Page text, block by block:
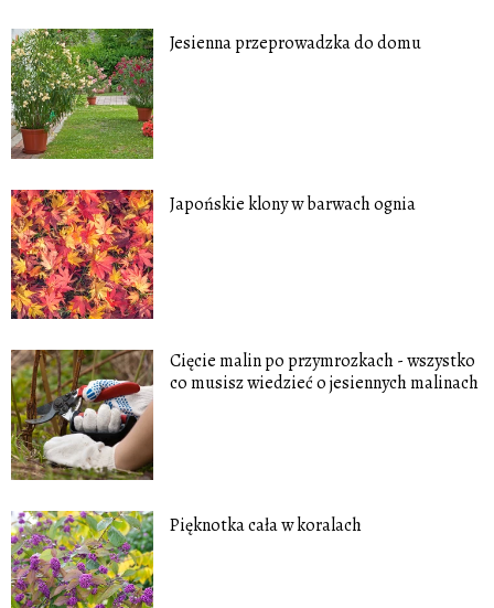
Jesienna przeprowadzka do domu
Japońskie klony w barwach ognia
Cięcie malin po przymrozkach - wszystko
co musisz wiedzieć o jesiennych malinach
Pięknotka cała w koralach